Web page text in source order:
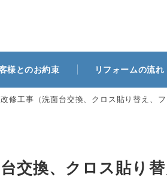
様とのお約束 リフォームの流れ
修工事（洗面台交換、クロス貼り替え、
交換、クロス貼り